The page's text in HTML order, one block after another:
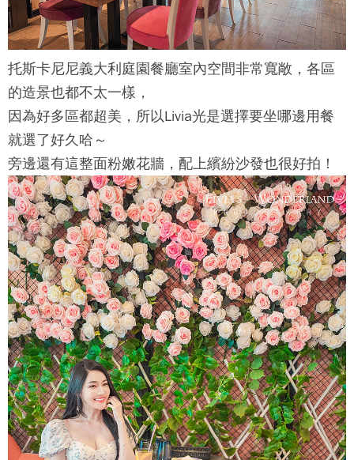
托斯卡尼尼義大利庭園餐廳室內空間非常寬敞，各區
的造景也都不太一樣，
因為好多區都超美，所以Livia光是選擇要坐哪邊用餐
就選了好久哈～
旁邊還有這整面粉嫩花牆，配上繽紛沙發也很好拍！